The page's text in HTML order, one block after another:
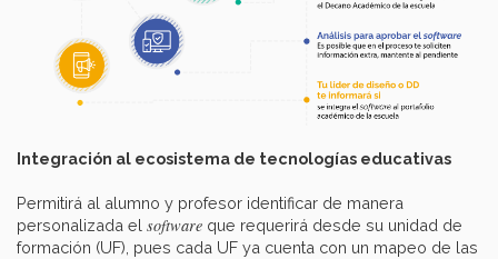
Integración al ecosistema de tecnologías educativas
Permitirá al alumno y profesor identificar de manera
personalizada el software que requerirá desde su unidad de
formación (UF), pues cada UF ya cuenta con un mapeo de las